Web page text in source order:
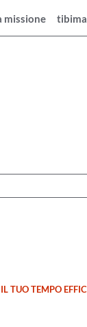
missione
TUO TEMPO